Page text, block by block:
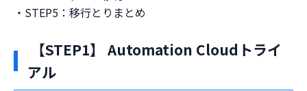
・STEP5：移行とりまとめ
【STEP1】 Automation Cloudトライ
アル